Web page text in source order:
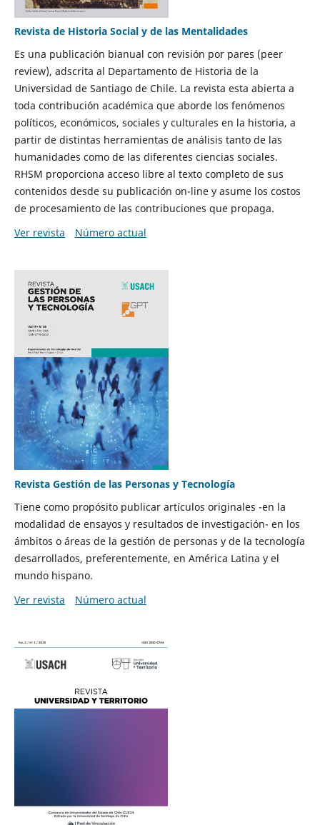
Revista de Historia Social y de las Mentalidades
Es una publicación bianual con revisión por pares (peer
review), adscrita al Departamento de Historia de la
Universidad de Santiago de Chile. La revista esta abierta a
toda contribución académica que aborde los fenómenos
políticos, económicos, sociales y culturales en la historia, a
partir de distintas herramientas de análisis tanto de las
humanidades como de las diferentes ciencias sociales.
RHSM proporciona acceso libre al texto completo de sus
contenidos desde su publicación on-line y asume los costos
de procesamiento de las contribuciones que propaga.
Ver revista
Número actual
Revista Gestión de las Personas y Tecnología
Tiene como propósito publicar artículos originales -en la
modalidad de ensayos y resultados de investigación- en los
ámbitos o áreas de la gestión de personas y de la tecnología
desarrollados, preferentemente, en América Latina y el
mundo hispano.
Ver revista
Número actual